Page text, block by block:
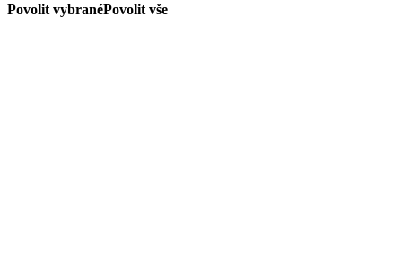
Povolit vybranéPovolit vše